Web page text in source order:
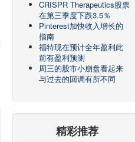
CRISPR Therapeutics股票
在第三季度下跌3.5％
Pinterest加快收入增长的
指南
福特现在预计全年盈利此
前有盈利预测
周三的股市小崩盘看起来
与过去的回调有所不同
精彩推荐